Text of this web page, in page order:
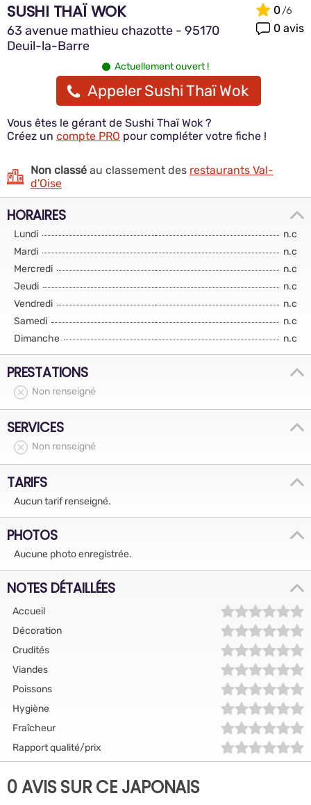
SUSHI THAÏ WOK
63 avenue mathieu chazotte - 95170
Deuil-la-Barre
0
0 avis
Actuellement ouvert !
Appeler Sushi Thaï Wok
Vous êtes le gérant de Sushi Thaï Wok ?
Créez un compte PRO pour compléter votre fiche !
Non classéau classement des restaurants Val-
d'Oise
HORAIRES
Lundi
n.c
Mardi
n.c
Mercredi
n.c
Jeudi
n.c
Vendredi
n.c
Samedi
n.c
Dimanche
n.c
PRESTATIONS
Non renseigné
SERVICES
Non renseigné
TARIFS
Aucun tarif renseigné.
PHOTOS
Aucune photo enregistrée.
NOTES DÉTAILLÉES
Accueil
Décoration
Crudités
Viandes
Poissons
Hygiène
Fraîcheur
Rapport qualité/prix
0 AVIS SUR CE JAPONAIS